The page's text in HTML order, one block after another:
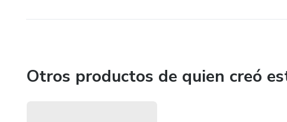
Otros productos de quien creó